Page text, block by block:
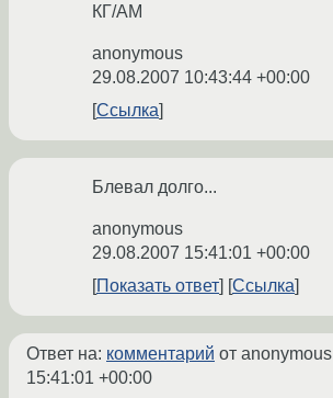
КГ/АМ
anonymous
29.08.2007 10:43:44 +00:00
Ссылка
Блевал долго...
anonymous
29.08.2007 15:41:01 +00:00
Показать ответ
Ссылка
Ответ на: комментарий от anonymous
15:41:01 +00:00